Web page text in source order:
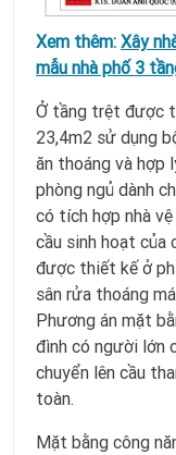
Xem thêm: Xây
mẫu nhà phố 3
Ở tầng trệt được
23,4m2 sử dụng
ăn thoáng và hợp
phòng ngủ dành
có tích hợp nhà
cầu sinh hoạt của
được thiết kế ở
sân rửa thoáng
Phương án mặt
đình có người lớn
chuyển lên cầu
toàn.
Mặt bằng công